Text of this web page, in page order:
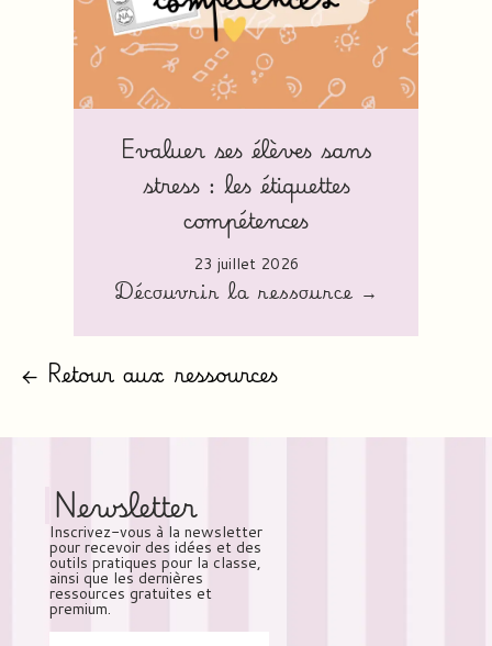
Evaluer ses élèves sans
stress : les étiquettes
compétences
23 juillet 2026
Découvrir la ressource →
← Retour aux ressources
Newsletter
Inscrivez-vous à la newsletter
pour recevoir des idées et des
outils pratiques pour la classe,
ainsi que les dernières
ressources gratuites et
premium.